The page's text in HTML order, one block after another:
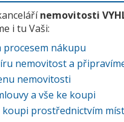
nemovitosti
i tu Vaši:
procesem nákupu
nemovitost a
nemovitosti
a vše ke koupi
prostřednictvím